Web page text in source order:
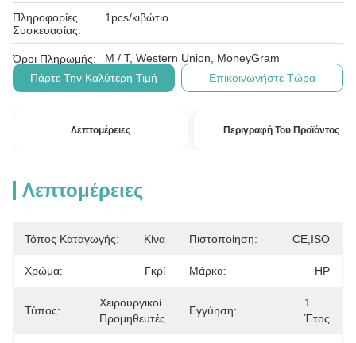
Πληροφορίες
Συσκευασίας:
1pcs/κιβώτιο
Όροι Πληρωμής:
Μ / Τ, Western Union, MoneyGram
Πάρτε Την Καλύτερη Τιμή
Επικοινωνήστε Τώρα
Λεπτομέρειες Περιγραφή Του Προϊόντος
Λεπτομέρειες
Τόπος Καταγωγής: Κίνα Πιστοποίηση: CE,ISO
Χρώμα: Γκρί Μάρκα: HP
Τύπος:
Χειρουργικοί
Προμηθευτές
Εγγύηση:
1
Έτος